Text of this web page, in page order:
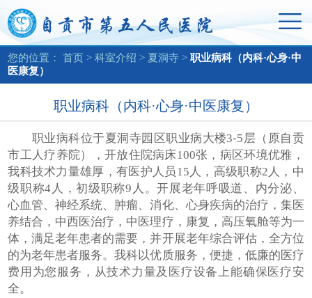
您的位置：首页 >科室介绍 > 夏洞寺 >职业病科（内科·心身·中
医康复）
职业病科（内科·心身·中医康复）
职业病科位于夏洞寺园区职业病大楼3-5层（原自贡
市工人疗养院），开放住院病床100张，病区环境优雅，
我科技术力量雄厚，有医护人员15人，高级职称2人，中
级职称4人，初级职称9人。开展老年呼吸道、内分泌、
心血管、神经系统、肿瘤、消化、心身疾病的治疗，集医
养结合，中西医治疗，中医理疗，康复，高压氧舱等为一
体，满足老年患者的需要，并开展老年综合评估，全方位
的为老年患者服务。我科以优质服务，便捷，低廉的医疗
费用为您服务，从技术力量及医疗设备上能确保医疗安
全。